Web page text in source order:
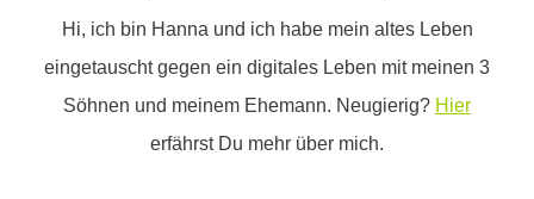
Hi, ich bin Hanna und ich habe mein altes Leben
eingetauscht gegen ein digitales Leben mit meinen 3
Söhnen und meinem Ehemann. Neugierig? Hier
erfährst Du mehr über mich.